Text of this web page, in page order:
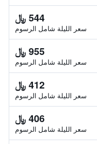
544 ﷼
سعر الليلة شامل الرسوم
955 ﷼
سعر الليلة شامل الرسوم
412 ﷼
سعر الليلة شامل الرسوم
406 ﷼
سعر الليلة شامل الرسوم